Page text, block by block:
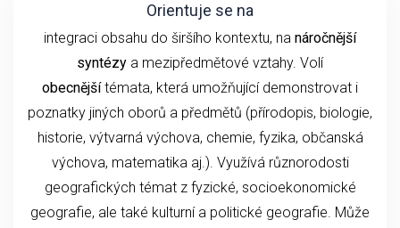
Orientuje se na
integraci obsahu do širšího kontextu, na náročnější
syntézy a mezipředmětové vztahy. Volí
obecnějšítémata, která umožňující demonstrovat i
poznatky jiných oborů a předmětů (přírodopis, biologie,
historie, výtvarná výchova, chemie, fyzika, občanská
výchova, matematika aj.). Využívá různorodosti
geografických témat z fyzické, socioekonomické
geografie, ale také kulturní a politické geografie. Může